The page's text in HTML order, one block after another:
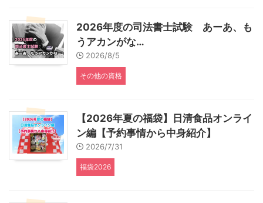
2026年度の司法書士試験 あーあ、も
うアカンがな…
2026/8/5
その他の資格
【2026年夏の福袋】日清食品オンライ
ン編【予約事情から中身紹介】
2026/7/31
福袋2026